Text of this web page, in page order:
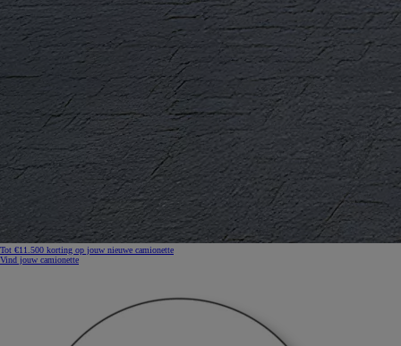
Tot €11.500 korting op jouw nieuwe camionette
Vind jouw camionette